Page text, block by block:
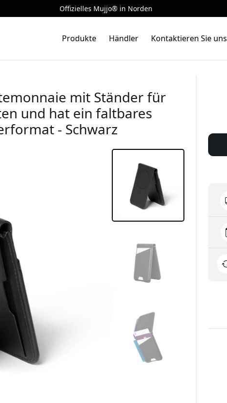
Offizielles Mujjo® in Norden
Produkte Händler Kontaktieren Sie uns
mit Ständer für
und hat ein faltbares
- Schwarz